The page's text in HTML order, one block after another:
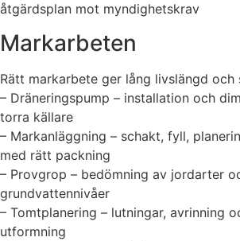
åtgärdsplan mot myndighetskrav
Markarbeten
Rätt markarbete ger lång livslängd
– Dräneringspump – installation och
torra källare
– Markanläggning – schakt, fyll,
med rätt packning
– Provgrop – bedömning av jordarter
grundvattennivåer
– Tomtplanering – lutningar, avrinning
utformning